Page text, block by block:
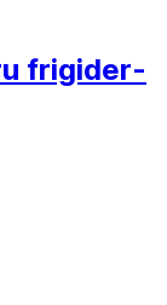
frigider-